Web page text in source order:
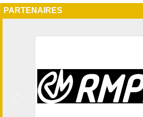
PARTENAIRES
Précedent